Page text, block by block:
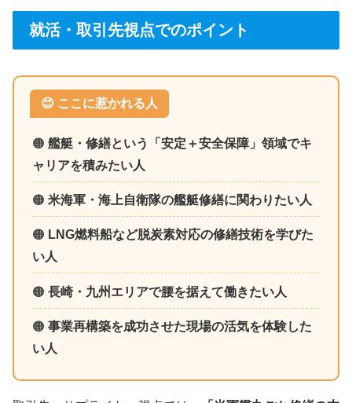
就活・取引先視点でのポイント
😊 ここに惹かれる人
🟠艦艇・修繕という「安定＋安全保障」領域でキ
ャリアを積みたい人
🟠米海軍・海上自衛隊の艦艇修繕に関わりたい人
🟠 LNG燃料船など脱炭素対応の修繕技術を学びた
い人
🟠長崎・九州エリアで腰を据えて働きたい人
🟠事業再構築を成功させた現場の活気を体験した
い人